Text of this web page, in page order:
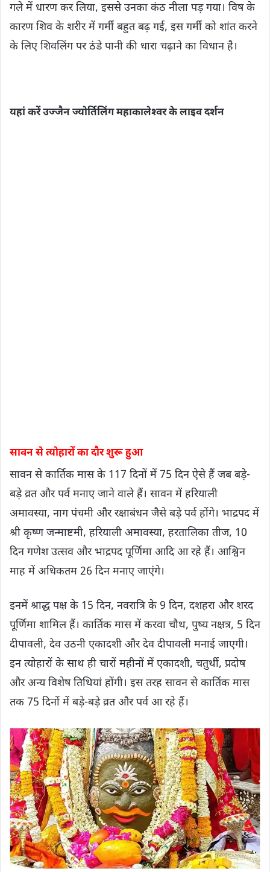
गले में धारण कर लिया, इससे उनका कंठ नीला पड़ गया। विष के
कारण शिव के शरीर में गर्मी बहुत बढ़ गई, इस गर्मी को शांत करने
के लिए शिवलिंग पर ठंडे पानी की धारा चढ़ाने का विधान है।
यहां करें उज्‍जैन ज्‍योर्तिलिंग महाकालेश्‍वर के लाइव दर्शन
सावन से त्योहारों का दौर शुरू हुआ
सावन से कार्तिक मास के 117 दिनों में 75 दिन ऐसे हैं जब बड़े-
बड़े व्रत और पर्व मनाए जाने वाले हैं। सावन में हरियाली
अमावस्या, नाग पंचमी और रक्षाबंधन जैसे बड़े पर्व होंगे। भाद्रपद में
श्री कृष्ण जन्माष्टमी, हरियाली अमावस्या, हरतालिका तीज, 10
दिन गणेश उत्सव और भाद्रपद पूर्णिमा आदि आ रहे हैं। आश्विन
माह में अधिकतम 26 दिन मनाए जाएंगे।
इनमें श्राद्ध पक्ष के 15 दिन, नवरात्रि के 9 दिन, दशहरा और शरद
पूर्णिमा शामिल हैं। कार्तिक मास में करवा चौथ, पुष्य नक्षत्र, 5 दिन
दीपावली, देव उठनी एकादशी और देव दीपावली मनाई जाएगी।
इन त्योहारों के साथ ही चारों महीनों में एकादशी, चतुर्थी, प्रदोष
और अन्य विशेष तिथियां होंगी। इस तरह सावन से कार्तिक मास
तक 75 दिनों में बड़े-बड़े व्रत और पर्व आ रहे हैं।